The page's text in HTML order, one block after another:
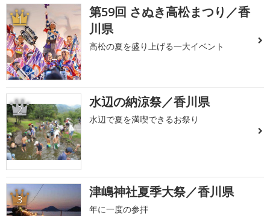
1
第59回 さぬき高松まつり／香
川県
高松の夏を盛り上げる一大イベント
2 水辺の納涼祭／香川県
水辺で夏を満喫できるお祭り
3 津嶋神社夏季大祭／香川県
年に一度の参拝